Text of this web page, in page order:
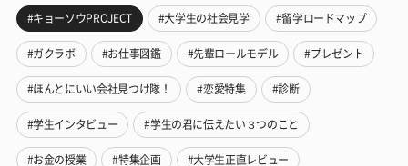
#キョーソウPROJECT #大学生の社会見学 #留学ロードマップ
#ガクラボ #お仕事図鑑 #先輩ロールモデル #プレゼント
#ほんとにいい会社見つけ隊！ #恋愛特集 #診断
#学生インタビュー #学生の君に伝えたい３つのこと
#お金の授業 #特集企画 #大学生正直レビュー